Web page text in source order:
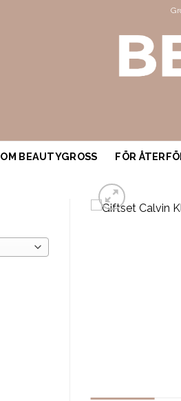
OM BEAUTYGROSS FÖR